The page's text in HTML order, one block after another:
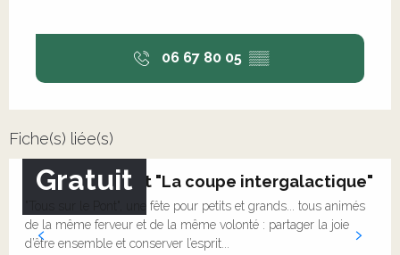
06 67 80 05 ▒▒
Fiche(s) liée(s)
Gratuit
Tous sur le Pont "La coupe intergalactique"
"Tous sur le Pont", une fête pour petits et grands... tous animés
de la même ferveur et de la même volonté : partager la joie
d’être ensemble et conserver l’esprit...